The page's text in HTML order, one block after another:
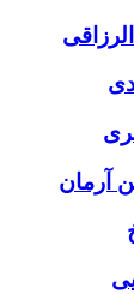
آرمان